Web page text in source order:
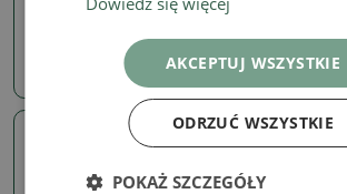
79.90 zł
Prawdziwe
AKCEPTUJ WSZYSTKIE
ODRZUĆ WSZYSTKIE
POKAŻ SZCZEGÓŁY